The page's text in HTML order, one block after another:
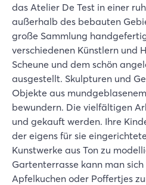
das Atelier De Test in einer
außerhalb des bebauten
große Sammlung
verschiedenen Künstlern und
Scheune und dem schön
ausgestellt. Skulpturen und
Objekte aus
bewundern. Die vielfältigen
und gekauft werden. Ihre
der eigens für sie
Kunstwerke aus Ton zu
Gartenterrasse kann man
Apfelkuchen oder Poffertjes